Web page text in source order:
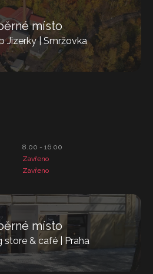
místo
Jizerky | Smržovka
8.00 - 16.00
Zavřeno
Zavřeno
místo
store & café | Praha